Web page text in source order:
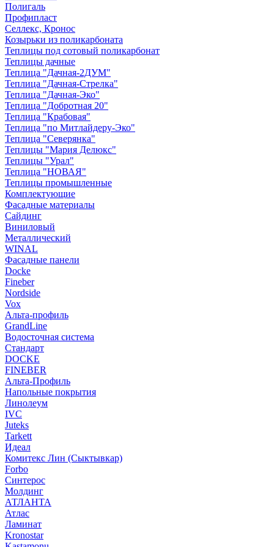
Полигаль
Профипласт
Селлекс, Кронос
Козырьки из поликарбоната
Теплицы под сотовый поликарбонат
Теплицы дачные
Теплица "Дачная-2ДУМ"
Теплица "Дачная-Стрелка"
Теплица "Дачная-Эко"
Теплица "Добротная 20"
Теплица "Крабовая"
Теплица "по Митлайдеру-Эко"
Теплица "Северянка"
Теплицы "Мария Делюкс"
Теплицы "Урал"
Теплица "НОВАЯ"
Теплицы промышленные
Комплектующие
Фасадные материалы
Сайдинг
Виниловый
Металлический
WINAL
Фасадные панели
Docke
Fineber
Nordside
Vox
Альта-профиль
GrandLine
Водосточная система
Стандарт
DOCKE
FINEBER
Альта-Профиль
Напольные покрытия
Линолеум
IVC
Juteks
Tarkett
Идеал
Комитекс Лин (Сыктывкар)
Forbo
Синтерос
Молдинг
АТЛАНТА
Атлас
Ламинат
Kronostar